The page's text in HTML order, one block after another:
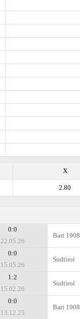
X
2.80
0:0
22.05.26
Bari 1908
0:0
15.05.26
Sudtirol
1:2
15.02.26
Sudtirol
0:0
13.12.25
Bari 1908